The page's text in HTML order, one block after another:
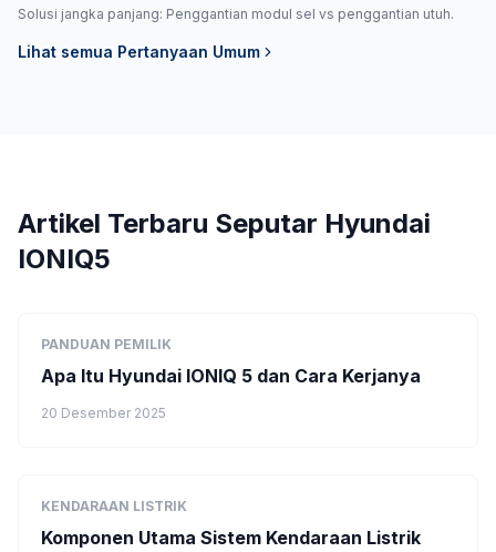
Solusi jangka panjang: Penggantian modul sel vs penggantian utuh.
Lihat semua Pertanyaan Umum
Artikel Terbaru Seputar Hyundai
IONIQ5
PANDUAN PEMILIK
Apa Itu Hyundai IONIQ 5 dan Cara Kerjanya
20 Desember 2025
KENDARAAN LISTRIK
Komponen Utama Sistem Kendaraan Listrik